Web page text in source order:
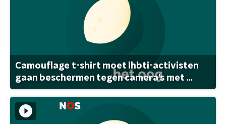
Camouflage t-shirt moet lhbti-activisten
gaan beschermen tegen camera's met ...